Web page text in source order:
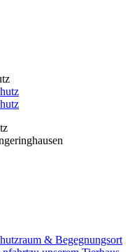
& Begegnungsort